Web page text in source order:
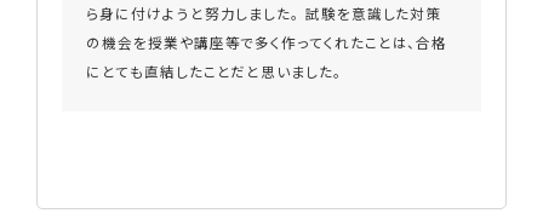
ら身に付けようと努力しました。 試験を意識した対策
の機会を授業や講座等で多く作ってくれたことは、合格
にとても直結したことだと思いました。